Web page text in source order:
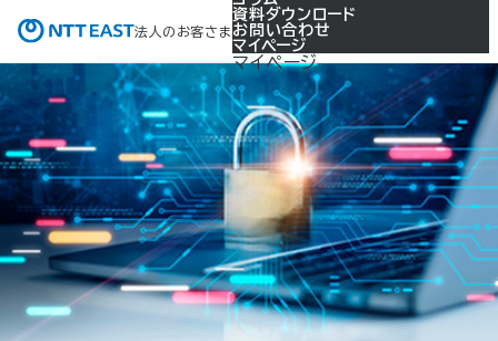
法人のお客さま
資料ダウンロード
お問い合わせ
マイページ
マイページ